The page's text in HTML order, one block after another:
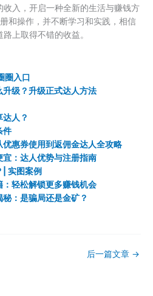
入，开启一种全新的生活与赚钱方
和操作，并不断学习和实践，相信
上取得不错的收益。
圈入口
级？升级正式达人方法
人？
件
惠券使用到返佣金达人全攻略
：达人优势与注册指南
| 实图案例
轻松解锁更多赚钱机会
：是骗局还是金矿？
后一篇文章 →